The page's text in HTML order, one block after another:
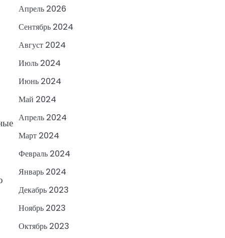
Апрель 2026
Сентябрь 2024
Август 2024
Июль 2024
Июнь 2024
Май 2024
Апрель 2024
Март 2024
Февраль 2024
Январь 2024
Декабрь 2023
Ноябрь 2023
Октябрь 2023